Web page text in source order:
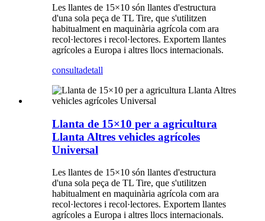
Les llantes de 15×10 són llantes d'estructura
d'una sola peça de TL Tire, que s'utilitzen
habitualment en maquinària agrícola com ara
recol·lectores i recol·lectores. Exportem llantes
agrícoles a Europa i altres llocs internacionals.
consultadetall
Llanta de 15×10 per a agricultura
Llanta Altres vehicles agrícoles
Universal
Les llantes de 15×10 són llantes d'estructura
d'una sola peça de TL Tire, que s'utilitzen
habitualment en maquinària agrícola com ara
recol·lectores i recol·lectores. Exportem llantes
agrícoles a Europa i altres llocs internacionals.